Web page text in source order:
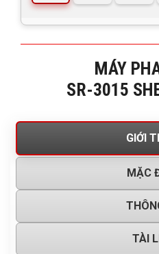
MÁY
SR-3015
GIỚI
MẶC
TÀI